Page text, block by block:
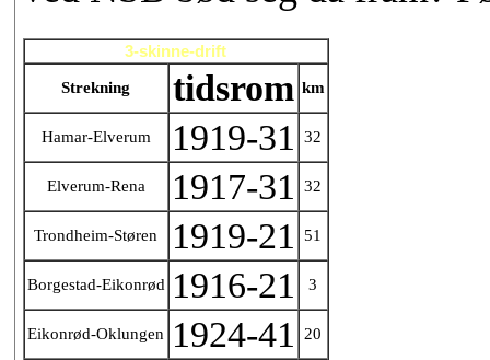
3-skinne-drift
Strekning tidsrom km
Hamar-Elverum 1919-31 32
Elverum-Rena 1917-31 32
Trondheim-Støren 1919-21 51
Borgestad-Eikonrød 1916-21 3
Eikonrød-Oklungen 1924-41 20